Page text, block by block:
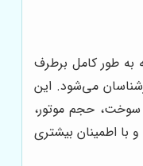
به طور کامل برطرف
می‌شود. این
سوخت، حجم موتور،
با اطمینان بیشتری